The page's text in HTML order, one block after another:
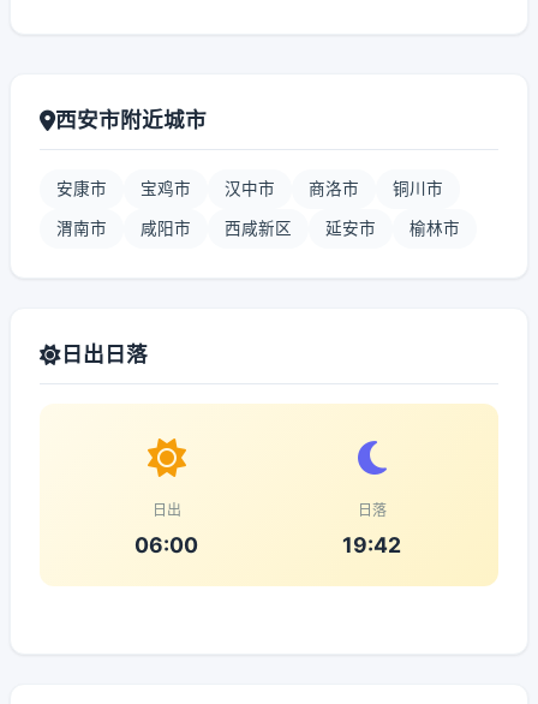
西安市附近城市
安康市 宝鸡市 汉中市 商洛市 铜川市
渭南市 咸阳市 西咸新区 延安市 榆林市
日出日落
日出
06:00
日落
19:42